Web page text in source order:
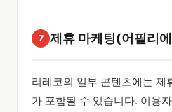
7 제휴 마케팅(어필리
리레코의 일부 콘텐츠에는 제
가 포함될 수 있습니다. 이용